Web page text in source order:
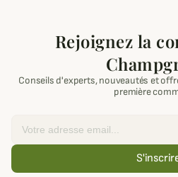
Rejoignez la
Conseils d'experts, nouveautés et
première